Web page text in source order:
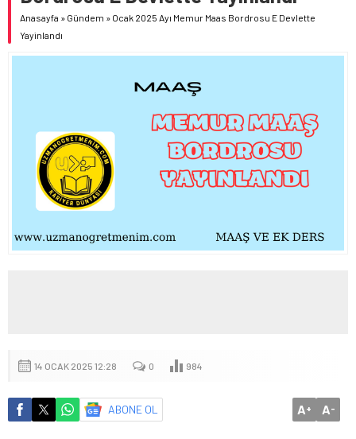
BAKANI MİKANADZE İLE BİR ARAYA GELDİ
MEB OKUL ÖNCESİ EĞİTİM VE İLKÖĞRETİM KURUMLARI
YÖNETMELİĞİ’NDE YAPILAN DEĞİŞİKLİK, RESMÎ GAZETE’DE
Anasayfa » Gündem » Ocak 2025 Ayı Memur Maas Bordrosu E Devlette
Yayinlandı
14 OCAK 2025 12:28 0 984
ABONE OL A+ A-